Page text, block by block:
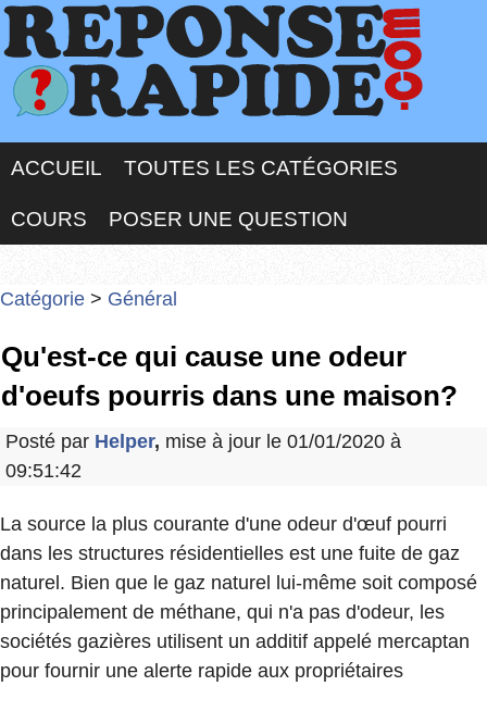
ACCUEIL TOUTES LES CATÉGORIES
COURS POSER UNE QUESTION
Catégorie > Général
Qu'est-ce qui cause une odeur
d'oeufs pourris dans une maison?
Posté par Helper, mise à jour le 01/01/2020 à
09:51:42
La source la plus courante d'une odeur d'œuf pourri
dans les structures résidentielles est une fuite de gaz
naturel. Bien que le gaz naturel lui-même soit composé
principalement de méthane, qui n'a pas d'odeur, les
sociétés gazières utilisent un additif appelé mercaptan
pour fournir une alerte rapide aux propriétaires